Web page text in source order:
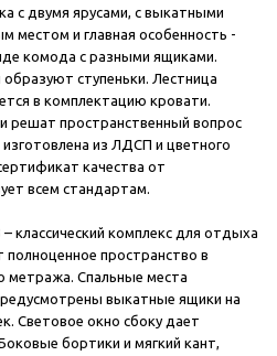
с двумя ярусами, с выкатными
местом и главная особенность -
комода с разными ящиками.
ступеньки. Лестница
в комплектацию кровати.
решат пространственный вопрос
из ЛДСП и цветного
качества от
всем стандартам.
классический комплекс для отдыха
пространство в
метража. Спальные места
выкатные ящики на
Световое окно сбоку дает
бортики и мягкий кант,